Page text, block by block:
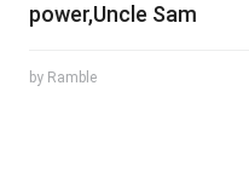
power,Uncle Sam
by Ramble